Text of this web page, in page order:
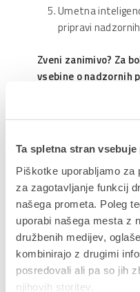
Ta spletna stran
Piškotke uporabljamo za
za zagotavljanje funkcij
našega prometa. Poleg
uporabi našega mesta z
družbenih medijev,
kombinirajo z drugimi
posredovali ali pa so jih
njihovih storitev.
Umetna
pripravi
Zveni zanimivo? Za
vsebine o nadzornih
NAZAJ